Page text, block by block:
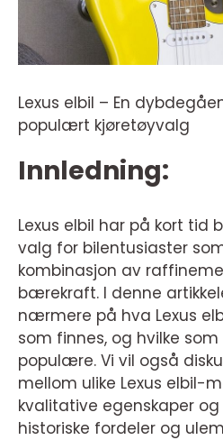
Lexus elbil – En
populært kjøretøyvalg
Innledning:
Lexus elbil har på kort tid
valg for bilentusiaster
kombinasjon av
bærekraft. I denne
nærmere på hva Lexus
som finnes, og hvilke
populære. Vi vil også
mellom ulike Lexus elbil-
kvalitative egenskaper
historiske fordeler og